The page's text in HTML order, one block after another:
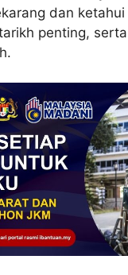
dan
penting,